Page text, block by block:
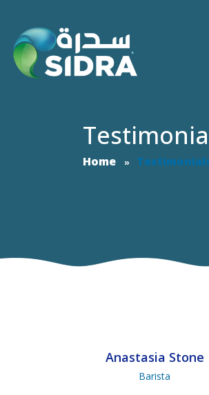
Home
Anastasia Stone
Barista